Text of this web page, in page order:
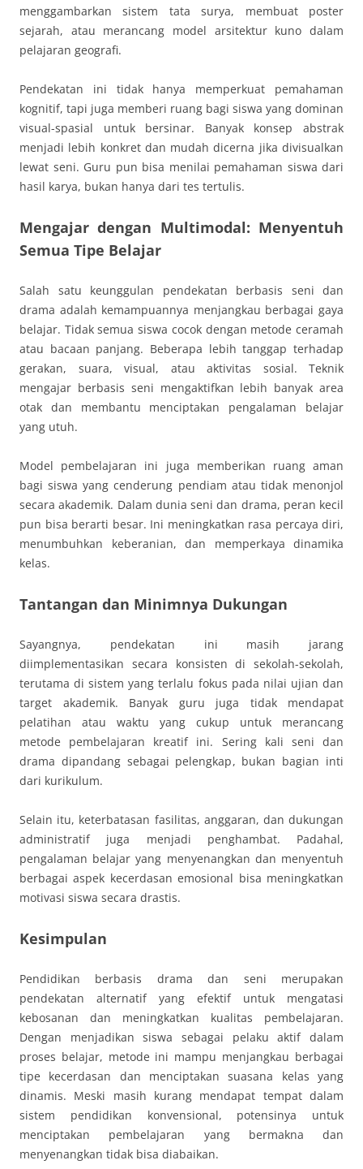
menggambarkan sistem tata surya, membuat poster
sejarah, atau merancang model arsitektur kuno dalam
pelajaran geografi.
Pendekatan ini tidak hanya memperkuat pemahaman
kognitif, tapi juga memberi ruang bagi siswa yang dominan
visual-spasial untuk bersinar. Banyak konsep abstrak
menjadi lebih konkret dan mudah dicerna jika divisualkan
lewat seni. Guru pun bisa menilai pemahaman siswa dari
hasil karya, bukan hanya dari tes tertulis.
Mengajar dengan Multimodal: Menyentuh
Semua Tipe Belajar
Salah satu keunggulan pendekatan berbasis seni dan
drama adalah kemampuannya menjangkau berbagai gaya
belajar. Tidak semua siswa cocok dengan metode ceramah
atau bacaan panjang. Beberapa lebih tanggap terhadap
gerakan, suara, visual, atau aktivitas sosial. Teknik
mengajar berbasis seni mengaktifkan lebih banyak area
otak dan membantu menciptakan pengalaman belajar
yang utuh.
Model pembelajaran ini juga memberikan ruang aman
bagi siswa yang cenderung pendiam atau tidak menonjol
secara akademik. Dalam dunia seni dan drama, peran kecil
pun bisa berarti besar. Ini meningkatkan rasa percaya diri,
menumbuhkan keberanian, dan memperkaya dinamika
kelas.
Tantangan dan Minimnya Dukungan
Sayangnya, pendekatan ini masih jarang
diimplementasikan secara konsisten di sekolah-sekolah,
terutama di sistem yang terlalu fokus pada nilai ujian dan
target akademik. Banyak guru juga tidak mendapat
pelatihan atau waktu yang cukup untuk merancang
metode pembelajaran kreatif ini. Sering kali seni dan
drama dipandang sebagai pelengkap, bukan bagian inti
dari kurikulum.
Selain itu, keterbatasan fasilitas, anggaran, dan dukungan
administratif juga menjadi penghambat. Padahal,
pengalaman belajar yang menyenangkan dan menyentuh
berbagai aspek kecerdasan emosional bisa meningkatkan
motivasi siswa secara drastis.
Kesimpulan
Pendidikan berbasis drama dan seni merupakan
pendekatan alternatif yang efektif untuk mengatasi
kebosanan dan meningkatkan kualitas pembelajaran.
Dengan menjadikan siswa sebagai pelaku aktif dalam
proses belajar, metode ini mampu menjangkau berbagai
tipe kecerdasan dan menciptakan suasana kelas yang
dinamis. Meski masih kurang mendapat tempat dalam
sistem pendidikan konvensional, potensinya untuk
menciptakan pembelajaran yang bermakna dan
menyenangkan tidak bisa diabaikan.